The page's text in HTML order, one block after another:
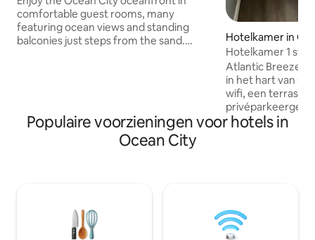
comfortable guest rooms, many
featuring ocean views and standing
balconies just steps from the sand.
beachside living awaits for a truly
memorable stay. Please note, during the
peak season there is a $21.00 parking
Hotelkamer in
Hotelkamer 1
strand!
Atlantic Breeze
in het hart van
wifi, een terras
enkele
van een maaltijd
restaurant.
Populaire voorzieningen voor hotels in
Ocean City